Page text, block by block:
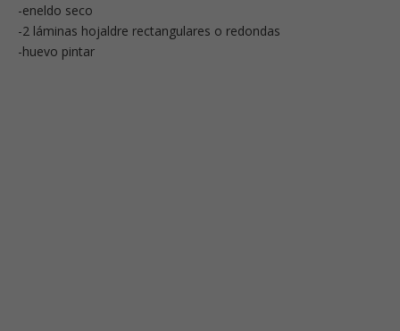
-eneldo seco
-2 láminas hojaldre rectangulares o redondas
-huevo pintar